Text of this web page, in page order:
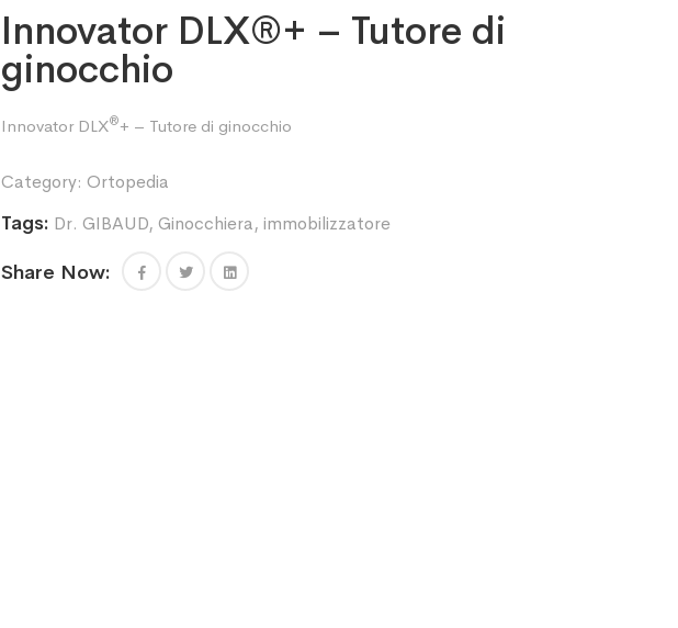
Innovator DLX®+ – Tutore di
ginocchio
Innovator DLX®+ – Tutore di ginocchio
Category: Ortopedia
Tags: Dr. GIBAUD, Ginocchiera, immobilizzatore
Share Now: